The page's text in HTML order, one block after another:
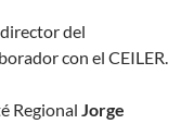
director del
con el CEILER.
Regional Jorge